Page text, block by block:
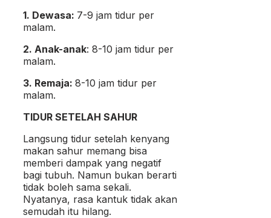
1. Dewasa: 7-9 jam tidur per
malam.
2. Anak-anak: 8-10 jam tidur per
malam.
3. Remaja: 8-10 jam tidur per
malam.
TIDUR SETELAH SAHUR
Langsung tidur setelah kenyang
makan sahur memang bisa
memberi dampak yang negatif
bagi tubuh. Namun bukan berarti
tidak boleh sama sekali.
Nyatanya, rasa kantuk tidak akan
semudah itu hilang.